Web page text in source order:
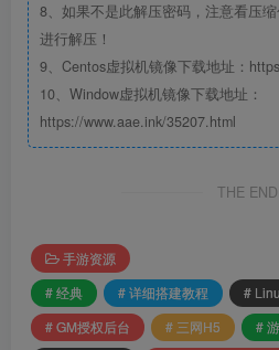
8、如果不是此解压密码，注意看压
进行解压！
9、Centos虚拟机镜像下载地址：
10、Window虚拟机镜像下载地址：
https://www.aae.ink/35207.html
THE END
手游资源
# 经典
# 详细搭建教程
#
# GM授权后台
# 三网H5 #